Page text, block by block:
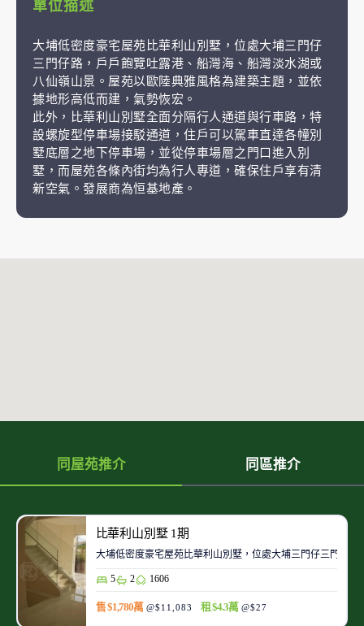
單位描述
大埔低密度豪宅屋苑比華利山別墅，位處大埔三門仔
三門仔路，戶戶飽覽吐露港、船灣海、船灣淡水湖或
八仙嶺山景。屋苑以歐陸典雅風格為建築主題，並依
據地形高低而建，氣勢恢宏。
此外，比華利山別墅全面分隔行人通道與行車路，特
設螺旋型停車場接駁通道，住戶可以駕車直達各幢別
墅底層之地下停車場，並從停車場層之門口進入別
墅，而屋苑各條內街均為行人專道，確保住戶享有清
新空氣。發展商為恒基地產。
同屋苑推介 同區推介
比華利山別墅 1期
大埔低密度豪宅屋苑比華利山別墅，位處大埔三門仔三門仔
5 2 1606
售 $1,780萬 @$11,083 租 $4.3萬 @$27